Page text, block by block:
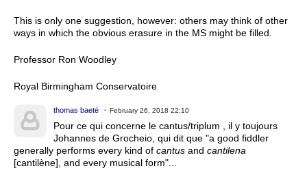
This is only one suggestion, however: others may think of other
ways in which the obvious erasure in the MS might be filled.
Professor Ron Woodley
Royal Birmingham Conservatoire
thomas baeté February 26, 2018 22:10
Pour ce qui concerne le cantus/triplum , il y toujours
Johannes de Grocheio, qui dit que "a good fiddler
generally performs every kind of cantus and cantilena
[cantilène], and every musical form"...